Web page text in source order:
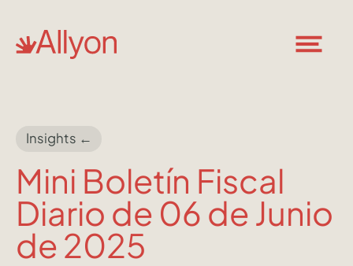
Insights ←
Mini Boletín Fiscal
Diario de 06 de Junio
de 2025